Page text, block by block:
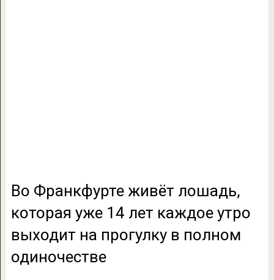
Во Франкфурте живёт лошадь,
которая уже 14 лет каждое утро
выходит на прогулку в полном
одиночестве